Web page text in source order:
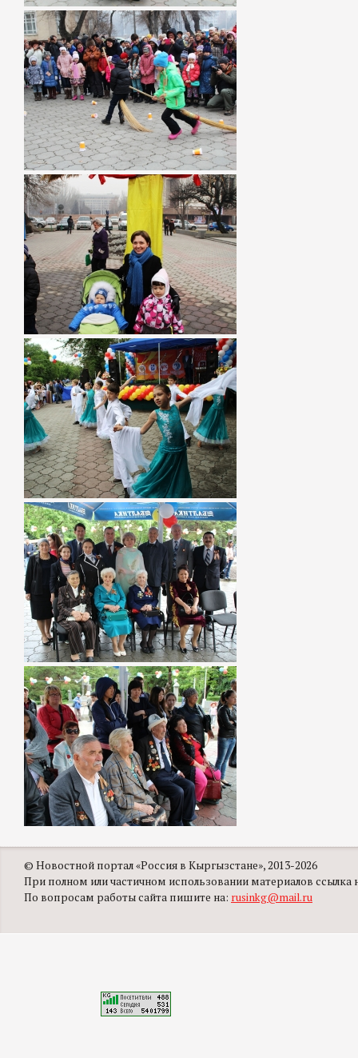
© Новостной портал «Россия в Кыргызстане», 2013-2026
При полном или частичном использовании материалов ссылка
По вопросам работы сайта пишите на: rusinkg@mail.ru